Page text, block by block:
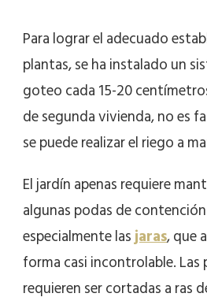
Para lograr el adecuado
plantas, se ha instalado un
goteo cada 15-20
de segunda vivienda, no es
se puede realizar el riego a
El jardín apenas requiere
algunas podas de
especialmente lasjaras, que
forma casi incontrolable.
requieren ser cortadas a ras